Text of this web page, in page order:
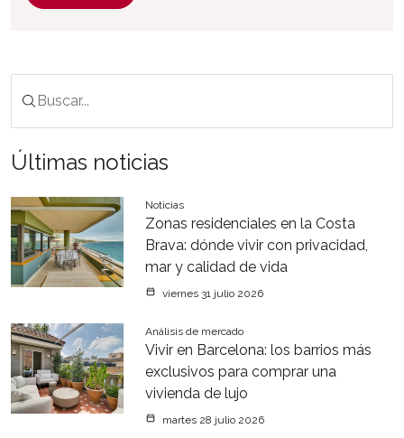
Últimas noticias
Noticias
Zonas residenciales en la Costa
Brava: dónde vivir con privacidad,
mar y calidad de vida
viernes 31 julio 2026
Análisis de mercado
Vivir en Barcelona: los barrios más
exclusivos para comprar una
vivienda de lujo
martes 28 julio 2026